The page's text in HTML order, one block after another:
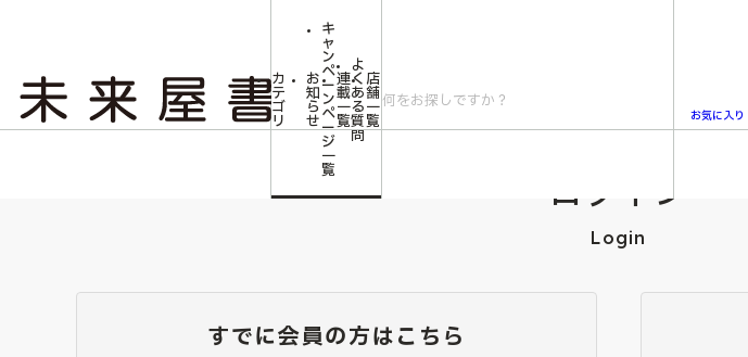
カ
テ
ゴ
リ
お
知
ら
せ
キ
ャ
ン
ペ
ー
ン
ペ
ー
ジ
一
覧
連
載
一
覧
よ
く
あ
る
質
問
店
舗
一
覧
お気に入り
ログイン
Login
すでに会員の方はこちら